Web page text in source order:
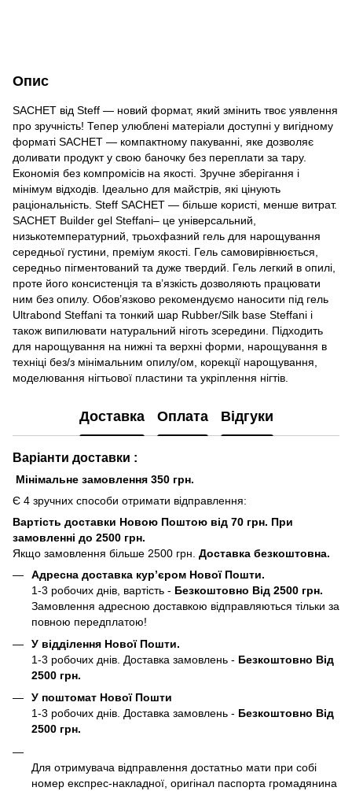
Опис
SACHET від Steff — новий формат, який змінить твоє уявлення
про зручність! Тепер улюблені матеріали доступні у вигідному
форматі SACHET — компактному пакуванні, яке дозволяє
доливати продукт у свою баночку без переплати за тару. ⠀
Економія без компромісів на якості. Зручне зберігання і
мінімум відходів. Ідеально для майстрів, які цінують
раціональність. Steff SACHET — більше користі, менше витрат.
SACHET Builder gel Steffani– це універсальний,
низькотемпературний, трьохфазний гель для нарощування
середньої густини, преміум якості. Гель самовирівнюється,
середньо пігментований та дуже твердий. Гель легкий в опилі,
проте його консистенція та в’язкість дозволяють працювати
ним без опилу. Обов’язково рекомендуємо наносити під гель
Ultrabond Steffani та тонкий шар Rubber/Silk base Steffani і
також випилювати натуральний ніготь зсередини. Підходить
для нарощування на нижні та верхні форми, нарощування в
техніці без/з мінімальним опилу/ом, корекції нарощування,
моделювання нігтьової пластини та укріплення нігтів.
Доставка Оплата Відгуки
Варіанти доставки :
Мінімальне замовлення 350 грн.
Є 4 зручних способи отримати відправлення:
Вартість доставки Новою Поштою від 70 грн. При
замовленні до 2500 грн.
Якщо замовлення більше 2500 грн. Доставка безкоштовна.
Адресна доставка кур’єром Нової Пошти.
1-3 робочих днів, вартість - Безкоштовно Від 2500 грн.
Замовлення адресною доставкою відправляються тільки за
повною передплатою!
У відділення Нової Пошти.
1-3 робочих днів. Доставка замовлень - Безкоштовно Від
2500 грн.
У поштомат Нової Пошти
1-3 робочих днів. Доставка замовлень - Безкоштовно Від
2500 грн.
Для отримувача відправлення достатньо мати при собі
номер експрес-накладної, оригінал паспорта громадянина